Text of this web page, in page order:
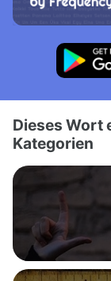
Dieses Wort
Kategorien